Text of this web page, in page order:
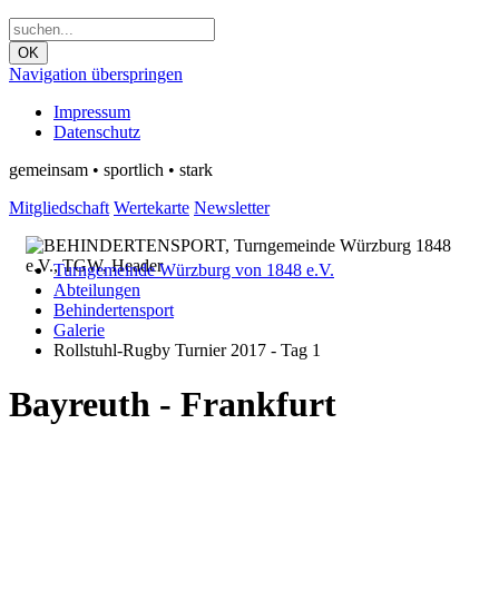
OK
Navigation überspringen
Impressum
Datenschutz
gemeinsam • sportlich • stark
Mitgliedschaft Wertekarte Newsletter
Turngemeinde Würzburg von 1848 e.V.
Abteilungen
Behindertensport
Galerie
Rollstuhl-Rugby Turnier 2017 - Tag 1
Bayreuth - Frankfurt